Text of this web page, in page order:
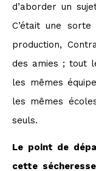
d’aborder un
C’était une
production,
des amies ; tout
les mêmes
les mêmes
seuls.
Le point de
cette